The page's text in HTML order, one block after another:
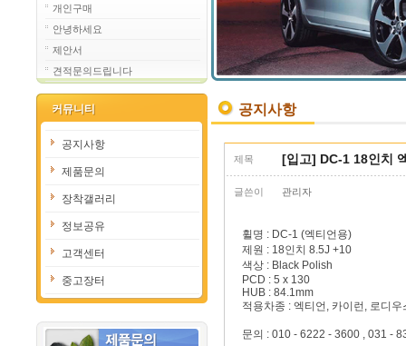
개인구매
안녕하세요
제안서
견적문의드립니다
커뮤니티
커뮤니티
공지사항
제품문의
장착갤러리
정보공유
고객센터
중고장터
공지사항
제목 [입고] DC-1 18인치
글쓴이 관리자
휠명 : DC-1 (엑티언용)
제원 : 18인치 8.5J +10
색상 : Black Polish
PCD : 5 x 130
HUB : 84.1mm
적용차종 : 엑티언, 카이런, 로디
문의 : 010 - 6222 - 3600 , 031 -